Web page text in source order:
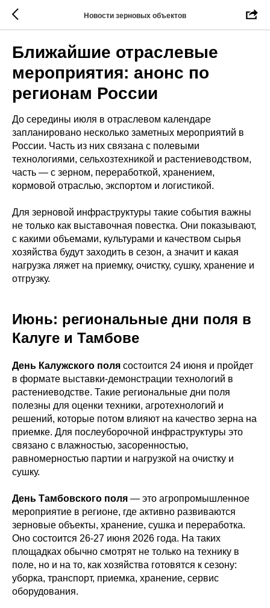
Новости зерновых объектов
Ближайшие отраслевые
мероприятия: анонс по
регионам России
До середины июля в отраслевом календаре
запланировано несколько заметных мероприятий в
России. Часть из них связана с полевыми
технологиями, сельхозтехникой и растениеводством,
часть — с зерном, переработкой, хранением,
кормовой отраслью, экспортом и логистикой.
Для зерновой инфраструктуры такие события важны
не только как выставочная повестка. Они показывают,
с какими объемами, культурами и качеством сырья
хозяйства будут заходить в сезон, а значит и какая
нагрузка ляжет на приемку, очистку, сушку, хранение и
отгрузку.
Июнь: региональные дни поля в
Калуге и Тамбове
День Калужского поля состоится 24 июня и пройдет
в формате выставки-демонстрации технологий в
растениеводстве. Такие региональные дни поля
полезны для оценки техники, агротехнологий и
решений, которые потом влияют на качество зерна на
приемке. Для послеуборочной инфраструктуры это
связано с влажностью, засоренностью,
равномерностью партии и нагрузкой на очистку и
сушку.
День Тамбовского поля — это агропромышленное
мероприятие в регионе, где активно развиваются
зерновые объекты, хранение, сушка и переработка.
Оно состоится 26-27 июня 2026 года. На таких
площадках обычно смотрят не только на технику в
поле, но и на то, как хозяйства готовятся к сезону:
уборка, транспорт, приемка, хранение, сервис
оборудования.